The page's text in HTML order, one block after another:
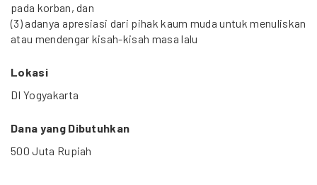
pada korban, dan
(3) adanya apresiasi dari pihak kaum muda untuk menuliskan
atau mendengar kisah-kisah masa lalu
Lokasi
DI Yogyakarta
Dana yang Dibutuhkan
500 Juta Rupiah